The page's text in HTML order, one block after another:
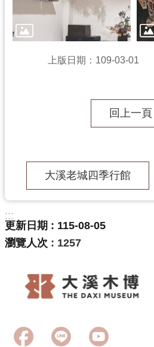
訊
息
出
版
品
上版日期：109-03-01
回上一頁
大溪老城四季行館
:::
更新日期
115-08-05
瀏覽人次
1257